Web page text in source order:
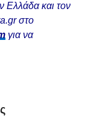
Ελλάδα και τον
στο
για να